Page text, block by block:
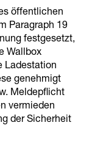
öffentlichen
Paragraph 19
festgesetzt,
Wallbox
Ladestation
genehmigt
Meldepflicht
vermieden
der Sicherheit